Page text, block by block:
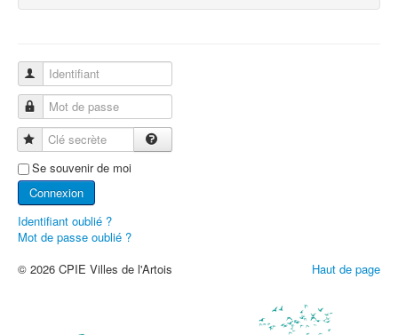
Identifiant
Mot de passe
Clé secrète
Se souvenir de moi
Connexion
Identifiant oublié ?
Mot de passe oublié ?
Haut de page
© 2026 CPIE Villes de l'Artois